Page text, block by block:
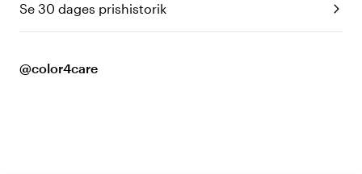
Se 30 dages prishistorik
@color4care